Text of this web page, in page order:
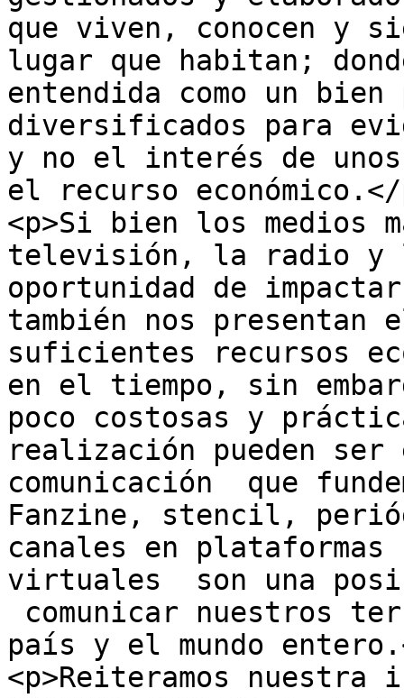
que viven, conocen y
lugar que habitan;
entendida como un
diversificados para
y no el interés de
el recurso económico.</
<p>Si bien los medios
televisión, la radio y
oportunidad de
también nos
suficientes recursos
en el tiempo, sin
poco costosas y
realización pueden
comunicación  que
Fanzine, stencil,
canales en plataformas
virtuales  son una
comunicar nuestros
país y el mundo
<p>Reiteramos